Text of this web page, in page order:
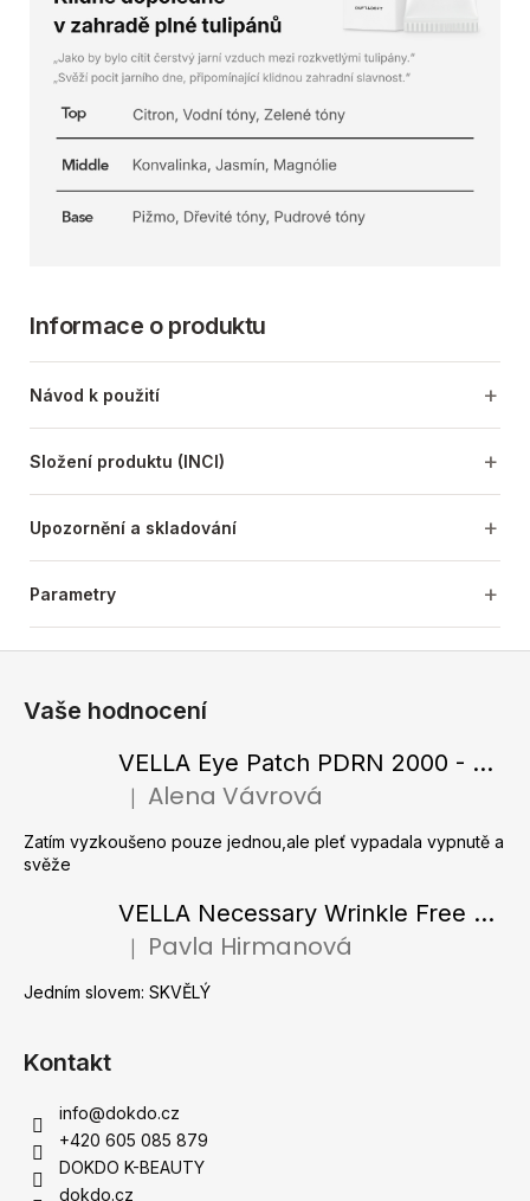
Informace o produktu
Návod k použití
Složení produktu (INCI)
Upozornění a skladování
Parametry
Vaše hodnocení
VELLA Eye Patch PDRN 2000 - Tající hydrogelové náplasti pod oči s PDRN 72 g / 60 ks
Hodnocení produktu je 5 z 5 hvězdiček.
Alena Vávrová
Zatím vyzkoušeno pouze jednou,ale pleť vypadala vypnutě a
svěže
VELLA Necessary Wrinkle Free Ampoule - Protivrásková ampule s kolagenovými vlákny a zlatým práškem 50 ml
Hodnocení produktu je 5 z 5 hvězdiček.
Pavla Hirmanová
Jedním slovem: SKVĚLÝ
Kontakt
info@dokdo.cz
+420 605 085 879
DOKDO K-BEAUTY
dokdo.cz